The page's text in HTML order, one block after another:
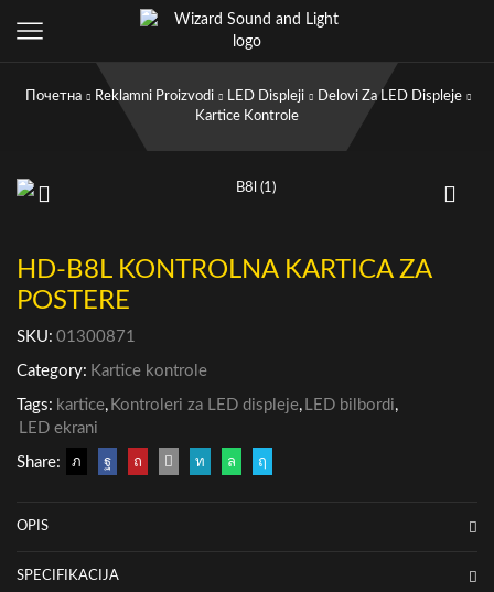
Почетна Reklamni Proizvodi LED Displeji
Delovi Za LED Displeje
Kartice Kontrole
HD-B8L KONTROLNA KARTICA ZA
POSTERE
SKU: 01300871
Category: Kartice kontrole
Tags: kartice, Kontroleri za LED displeje, LED bilbordi,
LED ekrani
Share:
OPIS
SPECIFIKACIJA